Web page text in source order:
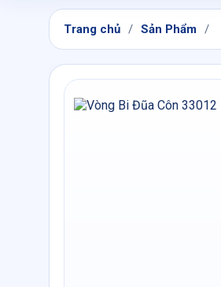
Trang chủ / Sản Phẩm /